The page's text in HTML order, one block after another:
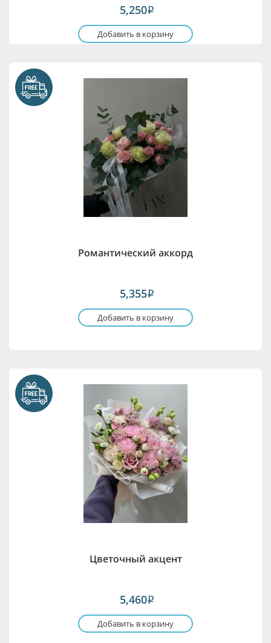
5,250i
Добавить в корзину
Романтический аккорд
5,355i
Добавить в корзину
Цветочный акцент
5,460i
Добавить в корзину